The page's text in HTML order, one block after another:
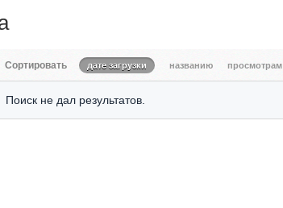
Сортировать дате загрузки названию просмотрам
Поиск не дал результатов.